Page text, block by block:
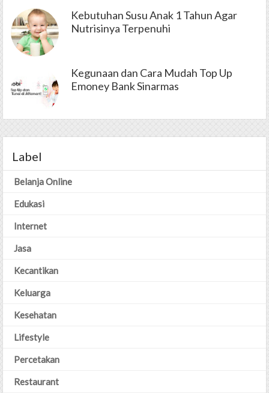
Kebutuhan Susu Anak 1 Tahun Agar
Nutrisinya Terpenuhi
Kegunaan dan Cara Mudah Top Up
Emoney Bank Sinarmas
Label
Belanja Online
Edukasi
Internet
Jasa
Kecantikan
Keluarga
Kesehatan
Lifestyle
Percetakan
Restaurant